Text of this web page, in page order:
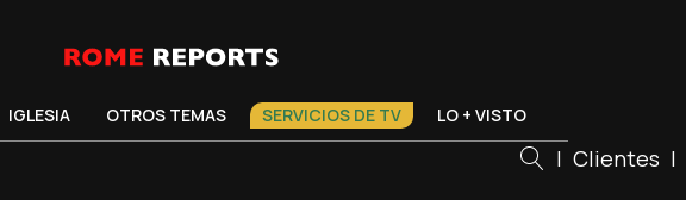
IGLESIA OTROS TEMAS SERVICIOS DE TV LO + VISTO
| Clientes |